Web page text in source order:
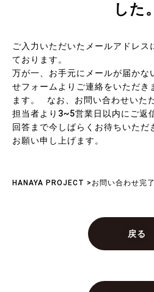
した。
ご入力いただいたメールアドレス
ております。
万が一、お手元にメールが届かな
せフォームよりご連絡をいただき
ます。 なお、お問い合わせいた
担当者より3~5営業日以内にご返
回答まで今しばらくお待ちいただ
お願い申し上げます。
HANAYA PROJECT > お問い合わせ完了
戻る